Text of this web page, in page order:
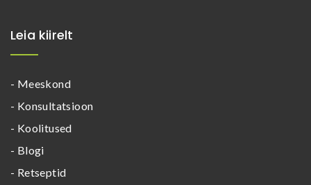
Leia kiirelt
- Meeskond
- Konsultatsioon
- Koolitused
- Blogi
- Retseptid